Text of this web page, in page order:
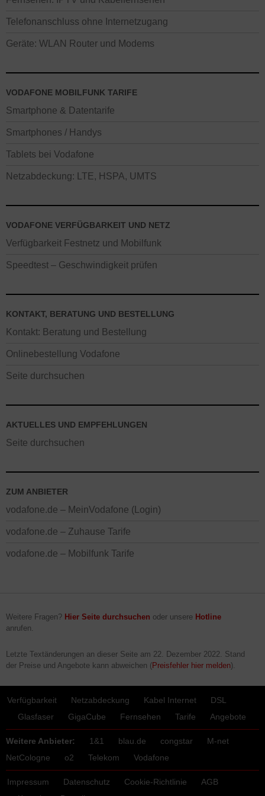
Telefonanschluss ohne Internetzugang
Geräte: WLAN Router und Modems
VODAFONE MOBILFUNK TARIFE
Smartphone & Datentarife
Smartphones / Handys
Tablets bei Vodafone
Netzabdeckung: LTE, HSPA, UMTS
VODAFONE VERFÜGBARKEIT UND NETZ
Verfügbarkeit Festnetz und Mobilfunk
Speedtest – Geschwindigkeit prüfen
KONTAKT, BERATUNG UND BESTELLUNG
Kontakt: Beratung und Bestellung
Onlinebestellung Vodafone
Seite durchsuchen
AKTUELLES UND EMPFEHLUNGEN
Seite durchsuchen
ZUM ANBIETER
vodafone.de – MeinVodafone (Login)
vodafone.de – Zuhause Tarife
vodafone.de – Mobilfunk Tarife
Weitere Fragen? Hier Seite durchsuchen oder unsere Hotline
anrufen.
Letzte Textänderungen an dieser Seite am 22. Dezember 2022. Stand
der Preise und Angebote kann abweichen (Preisfehler hier melden).
Verfügbarkeit Netzabdeckung Kabel Internet
DSL
Glasfaser
GigaCube Fernsehen Tarife Angebote
Weitere Anbieter: 1&1 blau.de congstar
M-net
NetCologne
o2 Telekom Vodafone
Impressum Datenschutz Cookie-Richtlinie
AGB